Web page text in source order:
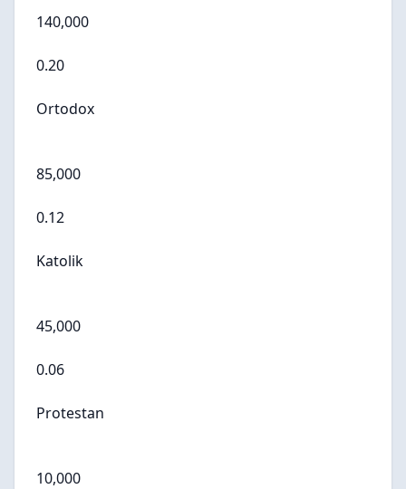
140,000
0.20
Ortodox
85,000
0.12
Katolik
45,000
0.06
Protestan
10,000